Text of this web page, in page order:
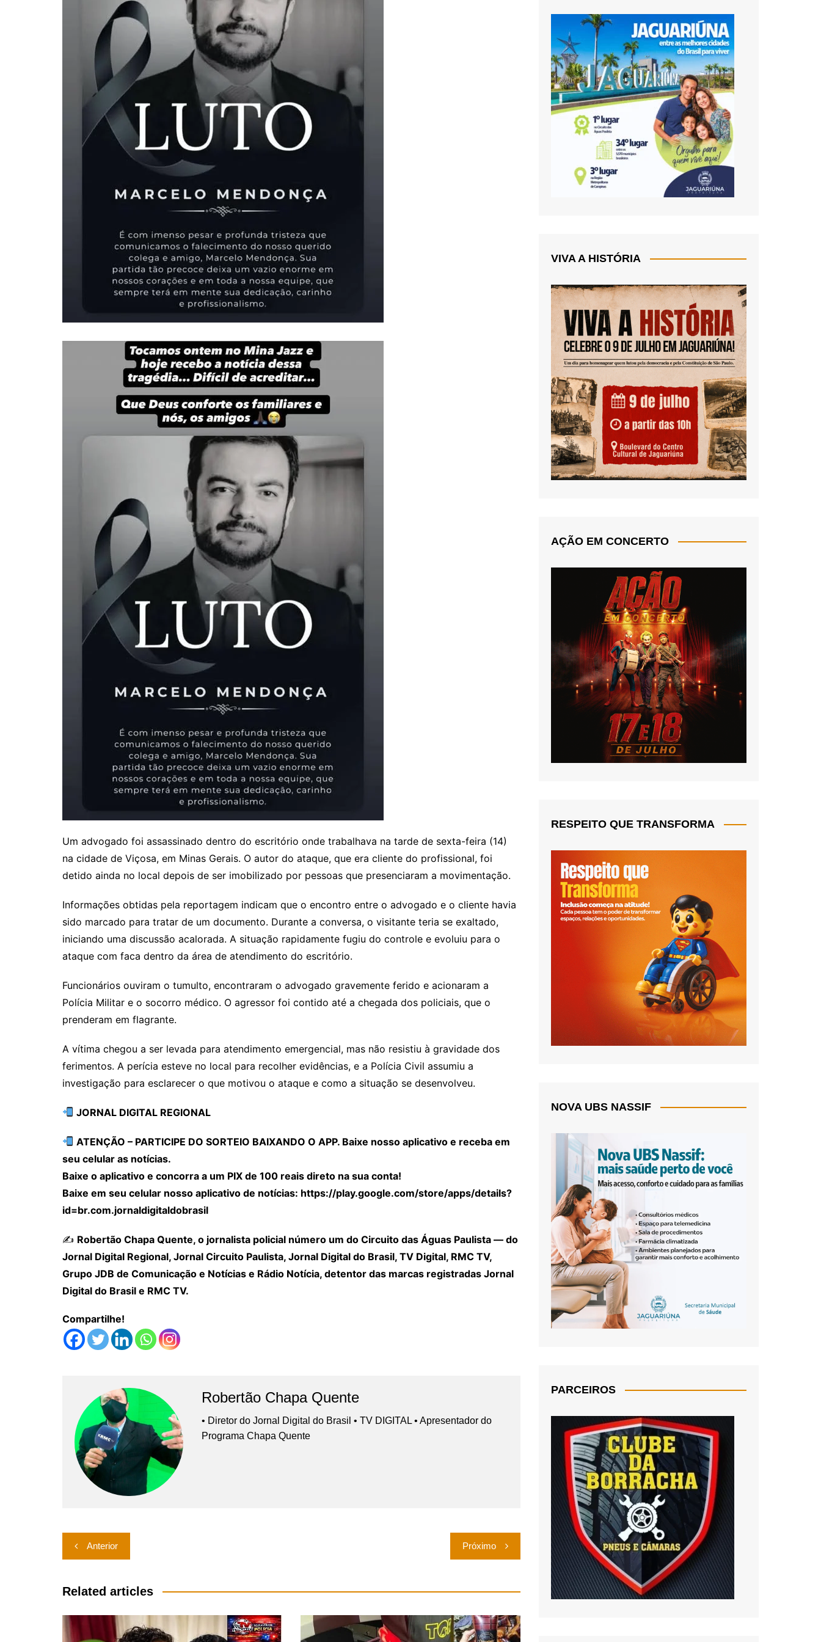
Um advogado foi assassinado dentro do escritório onde trabalhava na tarde de sexta-feira (14)
na cidade de Viçosa, em Minas Gerais. O autor do ataque, que era cliente do profissional, foi
detido ainda no local depois de ser imobilizado por pessoas que presenciaram a movimentação.
Informações obtidas pela reportagem indicam que o encontro entre o advogado e o cliente havia
sido marcado para tratar de um documento. Durante a conversa, o visitante teria se exaltado,
iniciando uma discussão acalorada. A situação rapidamente fugiu do controle e evoluiu para o
ataque com faca dentro da área de atendimento do escritório.
Funcionários ouviram o tumulto, encontraram o advogado gravemente ferido e acionaram a
Polícia Militar e o socorro médico. O agressor foi contido até a chegada dos policiais, que o
prenderam em flagrante.
A vítima chegou a ser levada para atendimento emergencial, mas não resistiu à gravidade dos
ferimentos. A perícia esteve no local para recolher evidências, e a Polícia Civil assumiu a
investigação para esclarecer o que motivou o ataque e como a situação se desenvolveu.
JORNAL DIGITAL REGIONAL
ATENÇÃO – PARTICIPE DO SORTEIO BAIXANDO O APP. Baixe nosso aplicativo e receba em
seu celular as notícias.
Baixe o aplicativo e concorra a um PIX de 100 reais direto na sua conta!
Baixe em seu celular nosso aplicativo de notícias: https://play.google.com/store/apps/details?
id=br.com.jornaldigitaldobrasil
✍️ Robertão Chapa Quente, o jornalista policial número um do Circuito das Águas Paulista — do
Jornal Digital Regional, Jornal Circuito Paulista, Jornal Digital do Brasil, TV Digital, RMC TV,
Grupo JDB de Comunicação e Notícias e Rádio Notícia, detentor das marcas registradas Jornal
Digital do Brasil e RMC TV.
Compartilhe!
Robertão Chapa Quente
• Diretor do Jornal Digital do Brasil • TV DIGITAL • Apresentador do
Programa Chapa Quente
Navegação
de
Post
Anterior Próximo
Related articles
VIVA A HISTÓRIA
AÇÃO EM CONCERTO
RESPEITO QUE TRANSFORMA
NOVA UBS NASSIF
PARCEIROS